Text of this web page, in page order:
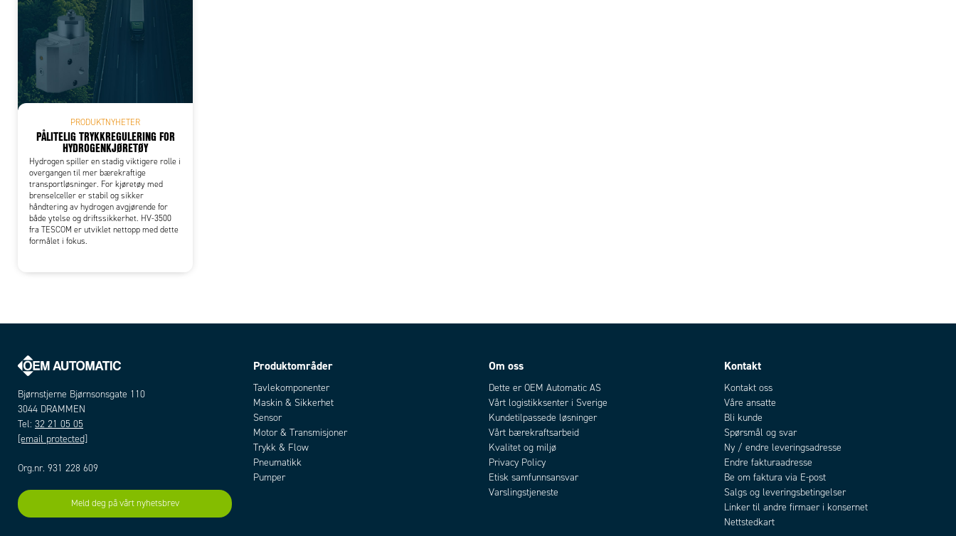
PRODUKTNYHETER
PÅLITELIG TRYKKREGULERING FOR
HYDROGENKJØRETØY
Hydrogen spiller en stadig viktigere rolle i
overgangen til mer bærekraftige
transportløsninger. For kjøretøy med
brenselceller er stabil og sikker
håndtering av hydrogen avgjørende for
både ytelse og driftssikkerhet. HV-3500
fra TESCOM er utviklet nettopp med dette
formålet i fokus.
Bjørnstjerne Bjørnsonsgate 110
3044 DRAMMEN
Tel: 32 21 05 05
[email protected]
Org.nr. 931 228 609
Meld deg på vårt nyhetsbrev
Produktområder
Tavlekomponenter
Maskin & Sikkerhet
Sensor
Motor & Transmisjoner
Trykk & Flow
Pneumatikk
Pumper
Om oss
Dette er OEM Automatic AS
Vårt logistikksenter i Sverige
Kundetilpassede løsninger
Vårt bærekraftsarbeid
Kvalitet og miljø
Privacy Policy
Etisk samfunnsansvar
Varslingstjeneste
Kontakt
Kontakt oss
Våre ansatte
Bli kunde
Spørsmål og svar
Ny / endre leveringsadresse
Endre fakturaadresse
Be om faktura via E-post
Salgs og leveringsbetingelser
Linker til andre firmaer i konsernet
Nettstedkart